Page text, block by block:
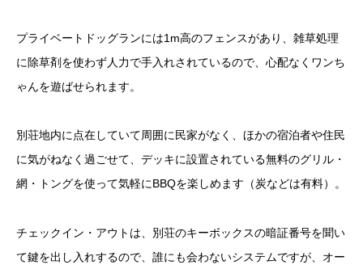
プライベートドッグランには1m高のフェンスがあり、雑草処理
に除草剤を使わず人力で手入れされているので、心配なくワンち
ゃんを遊ばせられます。
別荘地内に点在していて周囲に民家がなく、ほかの宿泊者や住民
に気がねなく過ごせて、デッキに設置されている無料のグリル・
網・トングを使って気軽にBBQを楽しめます（炭などは有料）。
チェックイン・アウトは、別荘のキーボックスの暗証番号を聞い
て鍵を出し入れするので、誰にも会わないシステムですが、オー